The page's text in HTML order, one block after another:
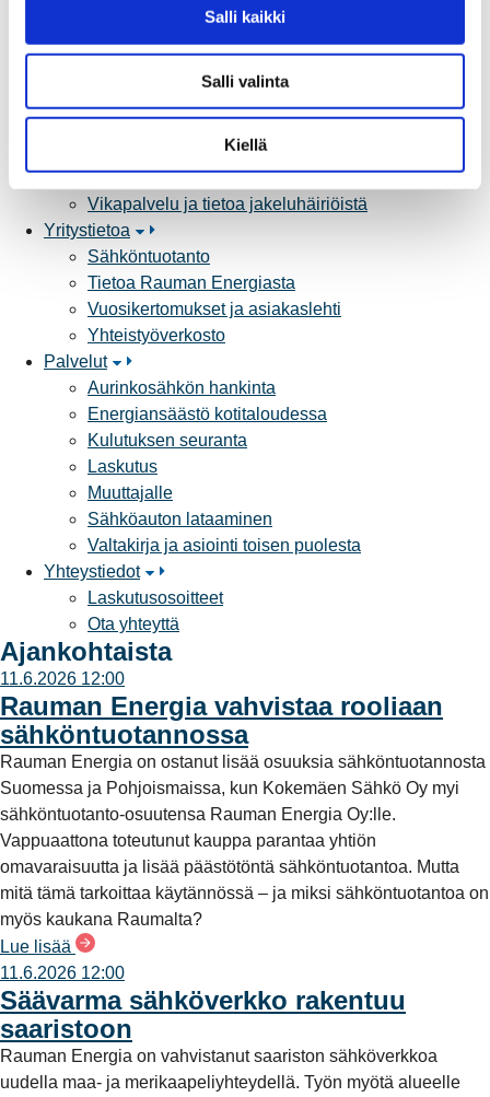
Salli kaikki
Salli valinta
Kiellä
Sähkön mittaus ja raportointi
Sähkönkulutuksen ohjaus kiinteistössä
Tuotannon liittäminen verkkoon
Verkkopalvelutuotteet ja hinnastot
Vikapalvelu ja tietoa jakeluhäiriöistä
Yritystietoa
Sähköntuotanto
Tietoa Rauman Energiasta
Vuosikertomukset ja asiakaslehti
Yhteistyöverkosto
Palvelut
Aurinkosähkön hankinta
Energiansäästö kotitaloudessa
Kulutuksen seuranta
Laskutus
Muuttajalle
Sähköauton lataaminen
Valtakirja ja asiointi toisen puolesta
Yhteystiedot
Laskutusosoitteet
Ota yhteyttä
Ajankohtaista
11.6.2026 12:00
Rauman Energia vahvistaa rooliaan
sähköntuotannossa
Rauman Energia on ostanut lisää osuuksia sähköntuotannosta
Suomessa ja Pohjoismaissa, kun Kokemäen Sähkö Oy myi
sähköntuotanto-osuutensa Rauman Energia Oy:lle.
Vappuaattona toteutunut kauppa parantaa yhtiön
omavaraisuutta ja lisää päästötöntä sähköntuotantoa. Mutta
mitä tämä tarkoittaa käytännössä – ja miksi sähköntuotantoa on
myös kaukana Raumalta?
Lue lisää
11.6.2026 12:00
Säävarma sähköverkko rakentuu
saaristoon
Rauman Energia on vahvistanut saariston sähköverkkoa
uudella maa- ja merikaapeliyhteydellä. Työn myötä alueelle